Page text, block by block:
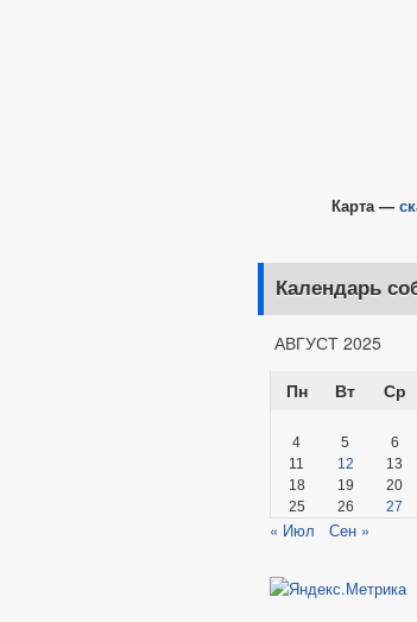
Карта —
Календарь
АВГУСТ 2025
Пн
Вт Ср
4
5 6
11
12 13
18
19 20
25
26 27
« Июл Сен »